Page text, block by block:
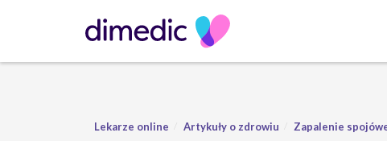
Lekarze online Artykuły o zdrowiu Zapalenie